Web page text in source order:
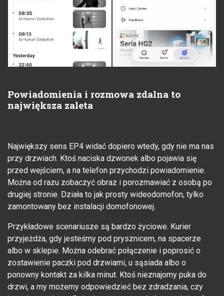
Powiadomienia i rozmowa zdalna to
największa zaleta
Największy sens EP4 widać dopiero wtedy, gdy nie ma nas
przy drzwiach. Ktoś naciska dzwonek albo pojawia się
przed wejściem, a na telefon przychodzi powiadomienie.
Można od razu zobaczyć obraz i porozmawiać z osobą po
drugiej stronie. Działa to jak prosty wideodomofon, tylko
zamontowany bez instalacji domofonowej.
Przykładowe scenariusze są bardzo życiowe. Kurier
przyjeżdża, gdy jesteśmy pod prysznicem, na spacerze
albo w sklepie. Można odebrać połączenie i poprosić o
zostawienie paczki pod drzwiami, u sąsiada albo o
ponowny kontakt za kilka minut. Ktoś nieznajomy puka do
drzwi, a my możemy odpowiedzieć bez zdradzania, czy